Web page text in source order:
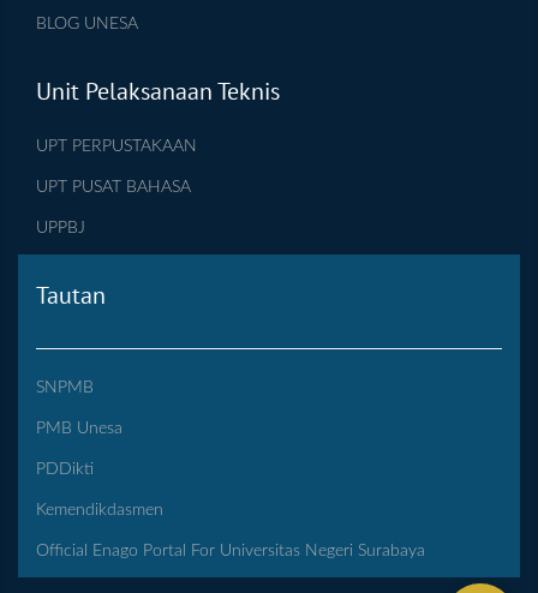
BLOG UNESA
Unit Pelaksanaan Teknis
UPT PERPUSTAKAAN
UPT PUSAT BAHASA
UPPBJ
Tautan
SNPMB
PMB Unesa
PDDikti
Kemendikdasmen
Official Enago Portal For Universitas Negeri Surabaya